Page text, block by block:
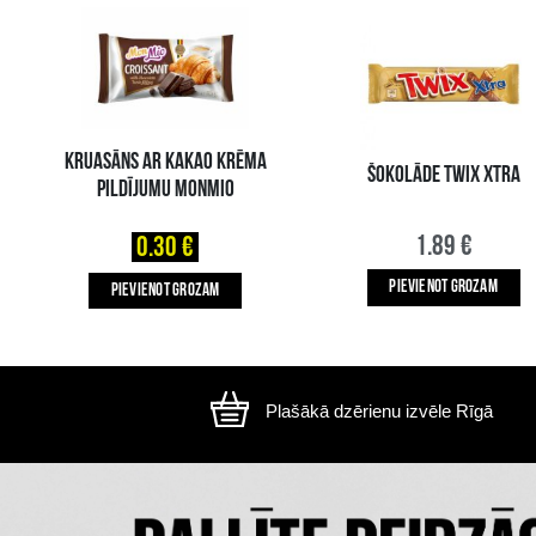
Attēls ir ilustratīvs, preces izskats var
CITI MŪSU KLIENTI IZVĒLAS